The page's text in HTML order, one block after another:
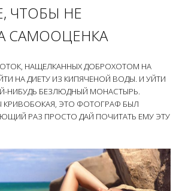
ЧТОБЫ НЕ
САМООЦЕНКА
НАЩЕЛКАННЫХ ДОБРОХОТОМ НА
НА ДИЕТУ ИЗ КИПЯЧЕНОЙ ВОДЫ. И УЙТИ
НИБУДЬ БЕЗЛЮДНЫЙ МОНАСТЫРЬ.
КРИВОБОКАЯ, ЭТО ФОТОГРАФ БЫЛ
РАЗ ПРОСТО ДАЙ ПОЧИТАТЬ ЕМУ ЭТУ